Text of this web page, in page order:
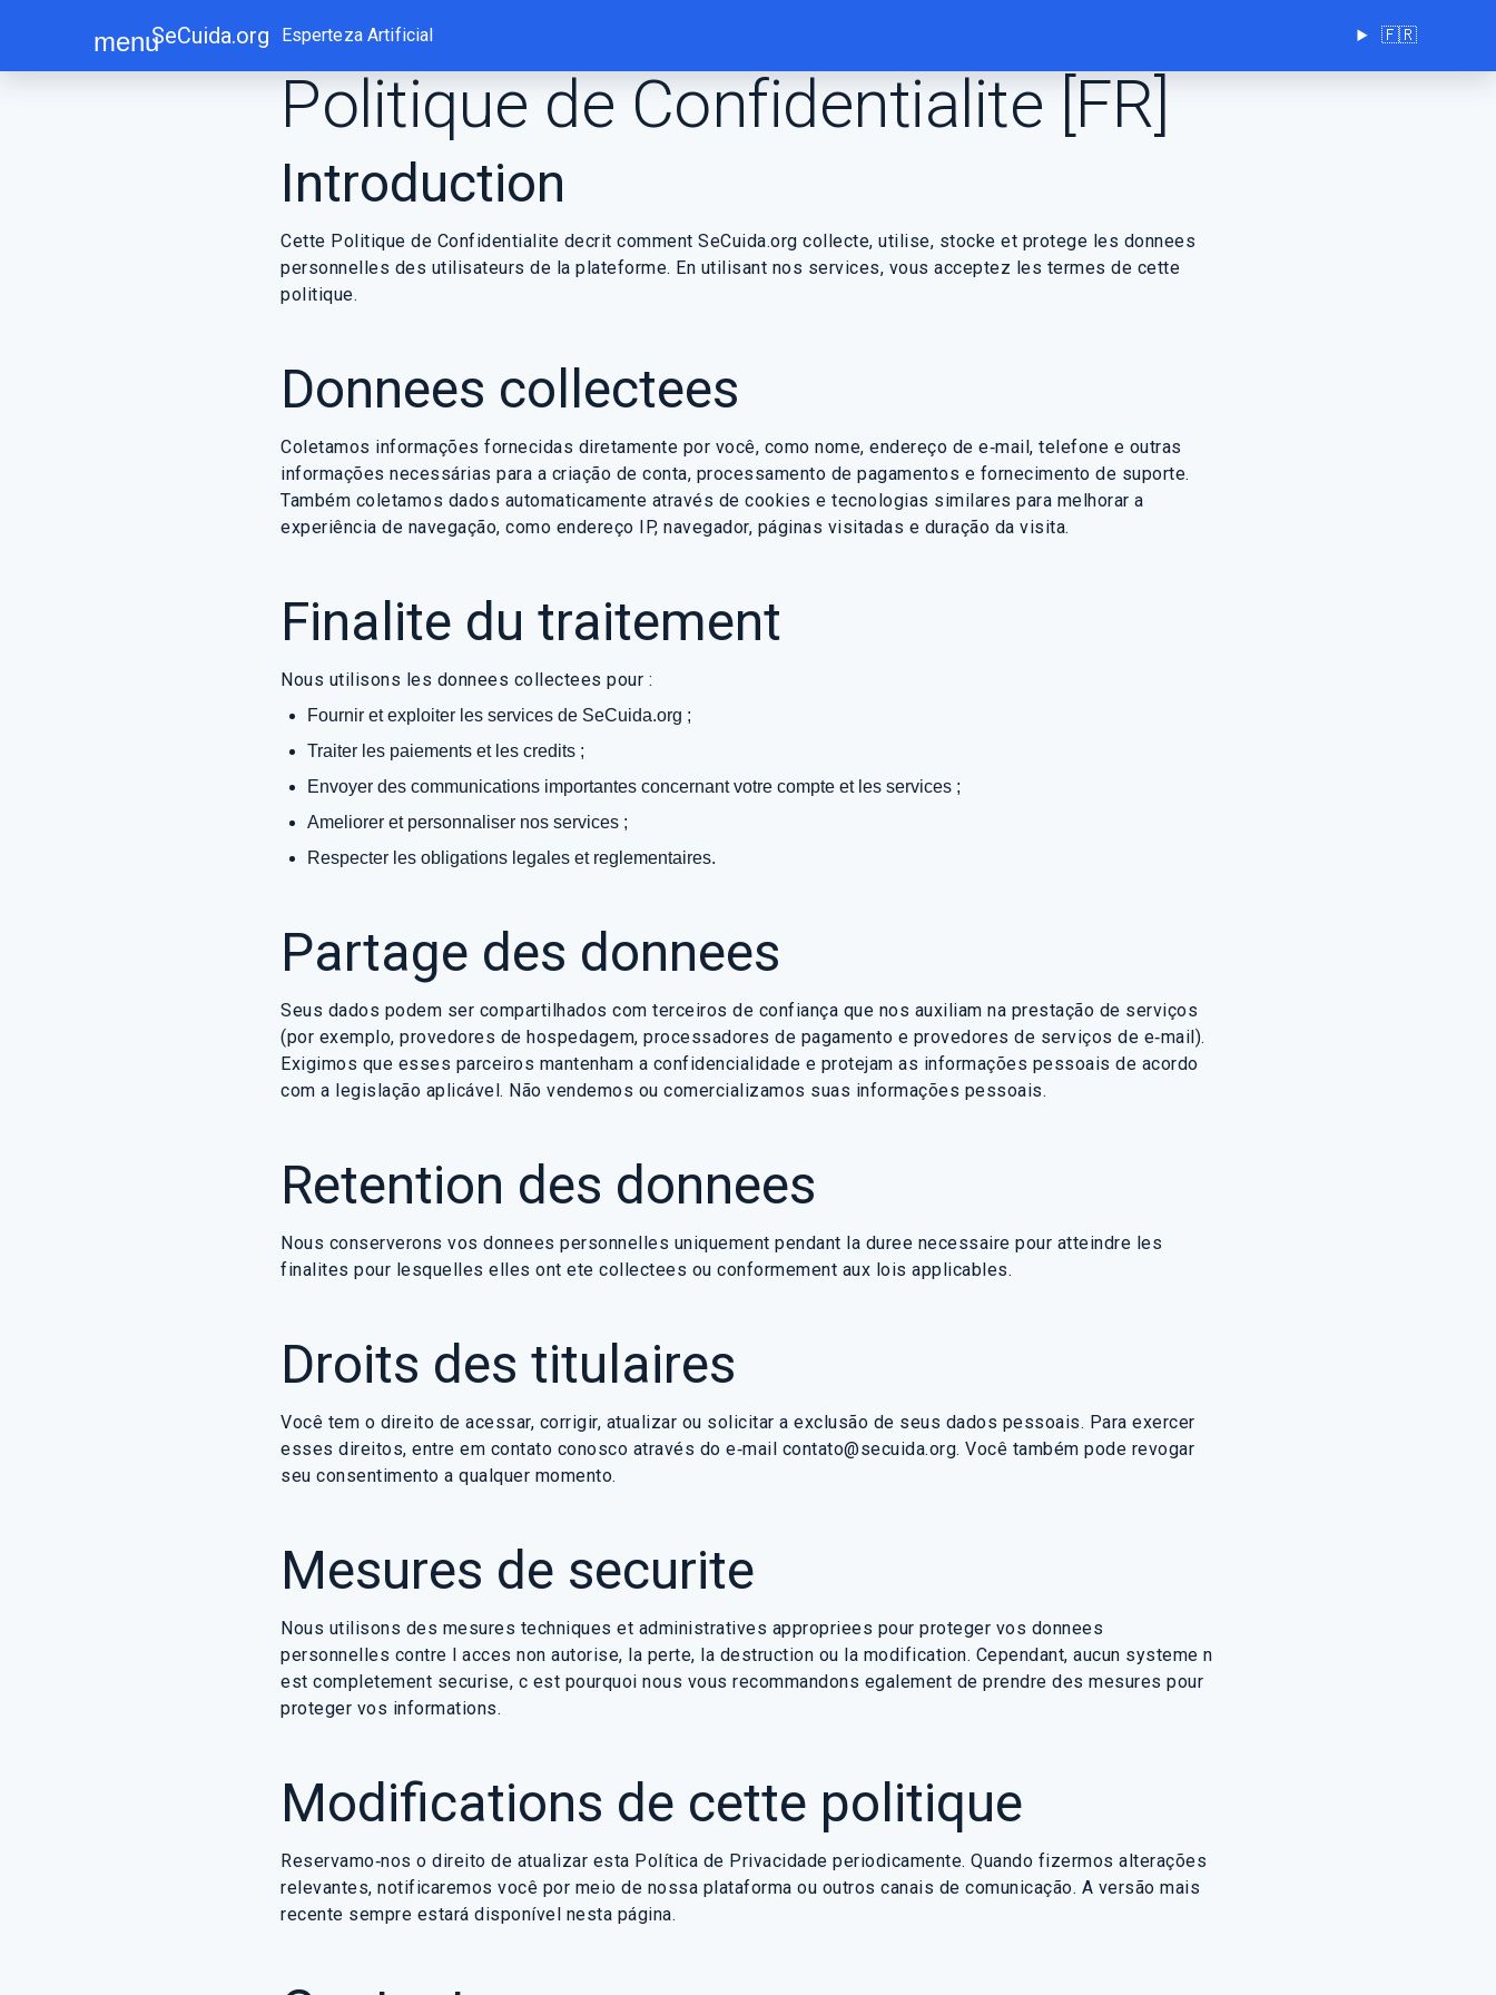
menuSeCuida.org Esperteza Artificial 🇫🇷Choisir
Politique de Confidentialite [FR]
Introduction
Cette Politique de Confidentialite decrit comment SeCuida.org collecte, utilise, stocke et protege les donnees
personnelles des utilisateurs de la plateforme. En utilisant nos services, vous acceptez les termes de cette
politique.
Donnees collectees
Coletamos informações fornecidas diretamente por você, como nome, endereço de e‑mail, telefone e outras
informações necessárias para a criação de conta, processamento de pagamentos e fornecimento de suporte.
Também coletamos dados automaticamente através de cookies e tecnologias similares para melhorar a
experiência de navegação, como endereço IP, navegador, páginas visitadas e duração da visita.
Finalite du traitement
Nous utilisons les donnees collectees pour :
Fournir et exploiter les services de SeCuida.org ;
Traiter les paiements et les credits ;
Envoyer des communications importantes concernant votre compte et les services ;
Ameliorer et personnaliser nos services ;
Respecter les obligations legales et reglementaires.
Partage des donnees
Seus dados podem ser compartilhados com terceiros de confiança que nos auxiliam na prestação de serviços
(por exemplo, provedores de hospedagem, processadores de pagamento e provedores de serviços de e‑mail).
Exigimos que esses parceiros mantenham a confidencialidade e protejam as informações pessoais de acordo
com a legislação aplicável. Não vendemos ou comercializamos suas informações pessoais.
Retention des donnees
Nous conserverons vos donnees personnelles uniquement pendant la duree necessaire pour atteindre les
finalites pour lesquelles elles ont ete collectees ou conformement aux lois applicables.
Droits des titulaires
Você tem o direito de acessar, corrigir, atualizar ou solicitar a exclusão de seus dados pessoais. Para exercer
esses direitos, entre em contato conosco através do e‑mail contato@secuida.org. Você também pode revogar
seu consentimento a qualquer momento.
Mesures de securite
Nous utilisons des mesures techniques et administratives appropriees pour proteger vos donnees
personnelles contre l acces non autorise, la perte, la destruction ou la modification. Cependant, aucun systeme n
est completement securise, c est pourquoi nous vous recommandons egalement de prendre des mesures pour
proteger vos informations.
Modifications de cette politique
Reservamo‑nos o direito de atualizar esta Política de Privacidade periodicamente. Quando fizermos alterações
relevantes, notificaremos você por meio de nossa plataforma ou outros canais de comunicação. A versão mais
recente sempre estará disponível nesta página.